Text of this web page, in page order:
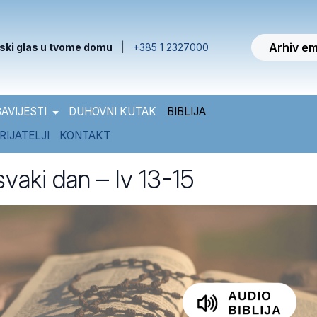
glas u tvome domu +385 1 2327000 Arhiv
DUHOVNI KUTAK
BIBLIJA
KONTAKT
dan – Iv 13-15